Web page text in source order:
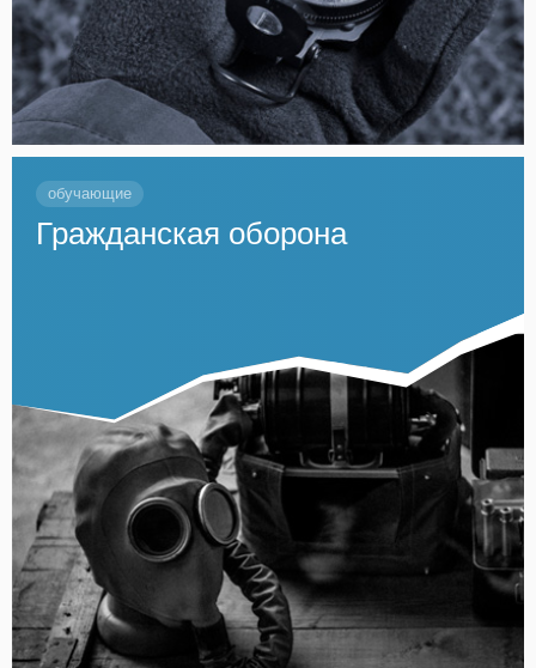
обучающие
Гражданская оборона